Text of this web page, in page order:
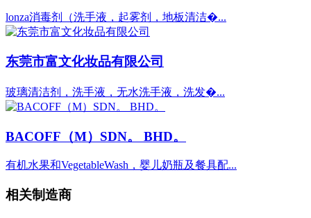
lonza消毒剂（洗手液，起雾剂，地板清洁�...
东莞市富文化妆品有限公司
玻璃清洁剂，洗手液，无水洗手液，洗发�...
BACOFF（M）SDN。 BHD。
有机水果和VegetableWash，婴儿奶瓶及餐具配...
相关制造商